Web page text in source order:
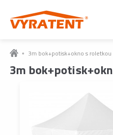
3m bok+potisk+okno s roletkou
3m